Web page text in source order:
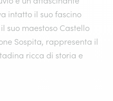
intatto il suo fascino
suo maestoso Castello
Sospita, rappresenta il
ricca di storia e